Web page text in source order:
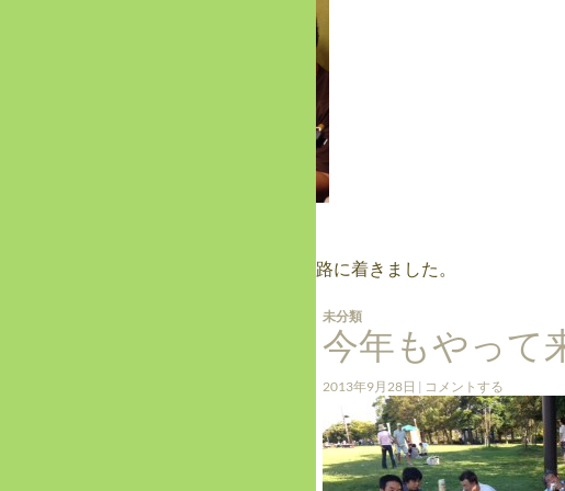
この後、眠さと闘いながら、ゆっくり帰路に着きました。
未分類
今年もやって
2013年9月28日 コメントする